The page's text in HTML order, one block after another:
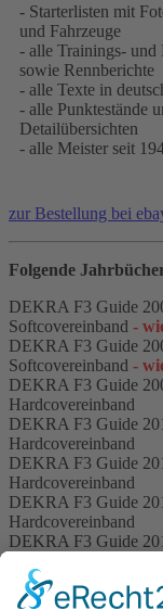
- Starterlisten mit
und Fahrzeuge
- alle Trainings- und
sowie Rennberichte
- alle Texte in
- alle Punktestände
Detailübersichten
- alle Meister seit
zur Bestellung bei
Folgende
DEKRA F3 Guide
Softcovereinband -
DEKRA F3 Guide
Softcovereinband -
DEKRA F3 Guide
Hardcovereinband
DEKRA F3 Guide
Hardcovereinband
DEKRA F3 Guide
Hardcovereinband
DEKRA F3 Guide
Hardcovereinband
DEKRA F3 Guide
DEKRA F3 Guide
Hardcovereinband